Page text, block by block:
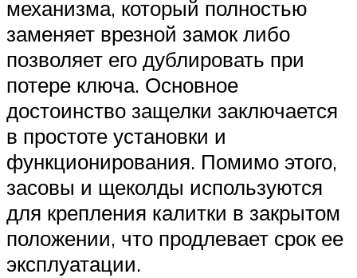
механизма, который полностью
заменяет врезной замок либо
позволяет его дублировать при
потере ключа. Основное
достоинство защелки заключается
в простоте установки и
функционирования. Помимо этого,
засовы и щеколды используются
для крепления калитки в закрытом
положении, что продлевает срок ее
эксплуатации.